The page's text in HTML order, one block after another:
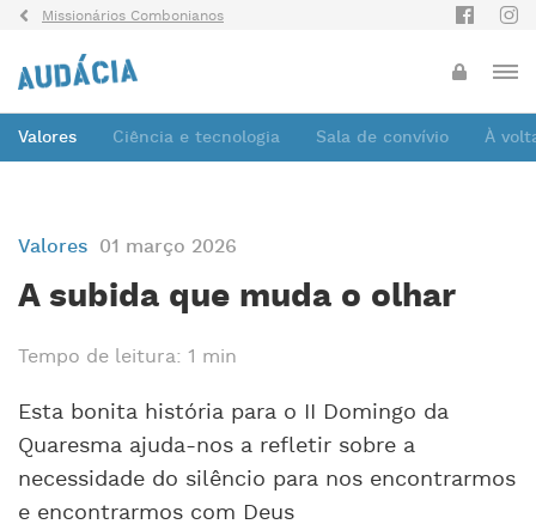
Missionários Combonianos
Valores Ciência e tecnologia Sala de convívio À
Valores 01 março 2026
A subida que muda o olhar
Tempo de leitura: 1 min
Esta bonita história para o II Domingo da
Quaresma ajuda-nos a refletir sobre a
necessidade do silêncio para nos encontrarmos
e encontrarmos com Deus